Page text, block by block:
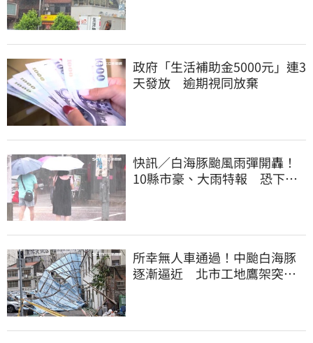
政府「生活補助金5000元」連3
天發放 逾期視同放棄
快訊／白海豚颱風雨彈開轟！
10縣市豪、大雨特報 恐下到
所幸無人車通過！中颱白海豚
逐漸逼近 北市工地鷹架突倒